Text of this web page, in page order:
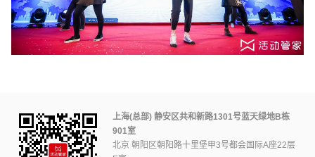
上海(总部) 静安区共和新路1301号蓝天绿地B栋
901室
北京 朝阳区朝阳路十里堡甲3号都会国际A座22层